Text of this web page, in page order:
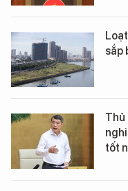
sắp
Thủ
tốt